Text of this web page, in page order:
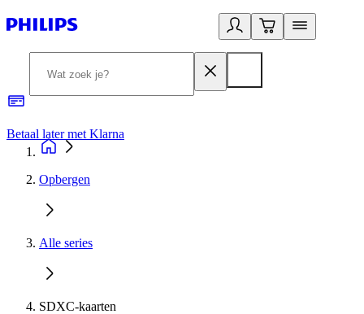
Betaal later met Klarna
Opbergen
Alle series
SDXC-kaarten